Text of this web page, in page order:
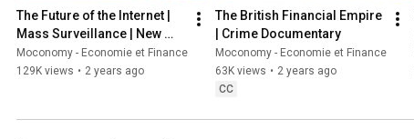
The Future of the Internet |
Mass Surveillance | New
Technology | Documentary
Moconomy - Economie et Finance
129K views • 2 years ago
The British Financial Empire
| Crime Documentary
Moconomy - Economie et Finance
63K views • 2 years ago
CC